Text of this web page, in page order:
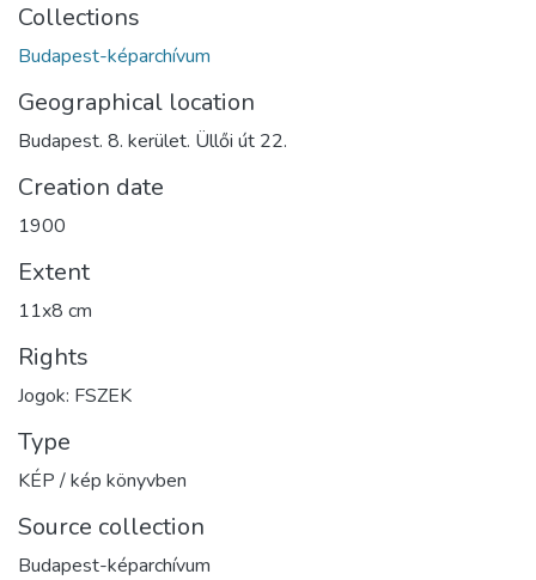
Collections
Budapest-képarchívum
Geographical location
Budapest. 8. kerület. Üllői út 22.
Creation date
1900
Extent
11x8 cm
Rights
Jogok: FSZEK
Type
KÉP / kép könyvben
Source collection
Budapest-képarchívum